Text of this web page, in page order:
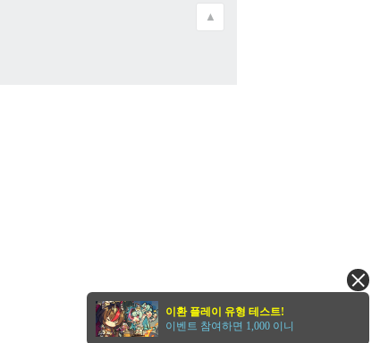
▲
이환 플레이 유형 테스트!
이벤트 참여하면 1,000 이니